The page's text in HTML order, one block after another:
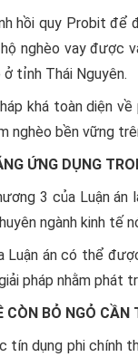
hồi quy Probit để
nghèo vay được
tỉnh Thái Nguyên.
khá toàn diện
nghèo bền vững
ỨNG DỤNG
3 của Luận
ngành kinh tế
án có thể
pháp nhằm phát
CÒN BỎ NGỎ CẦN
tín dụng phi chính